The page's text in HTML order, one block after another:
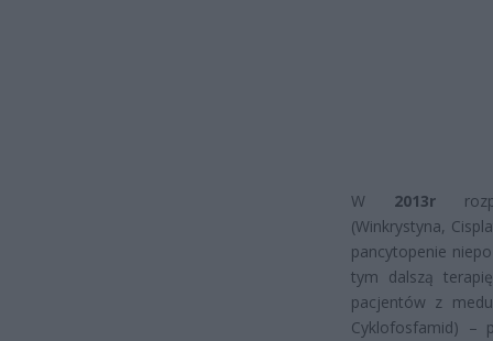
W 2013r
(Winkrystyna,
pancytopenie
tym dalszą
pacjentów z
Cyklofosfamid) –